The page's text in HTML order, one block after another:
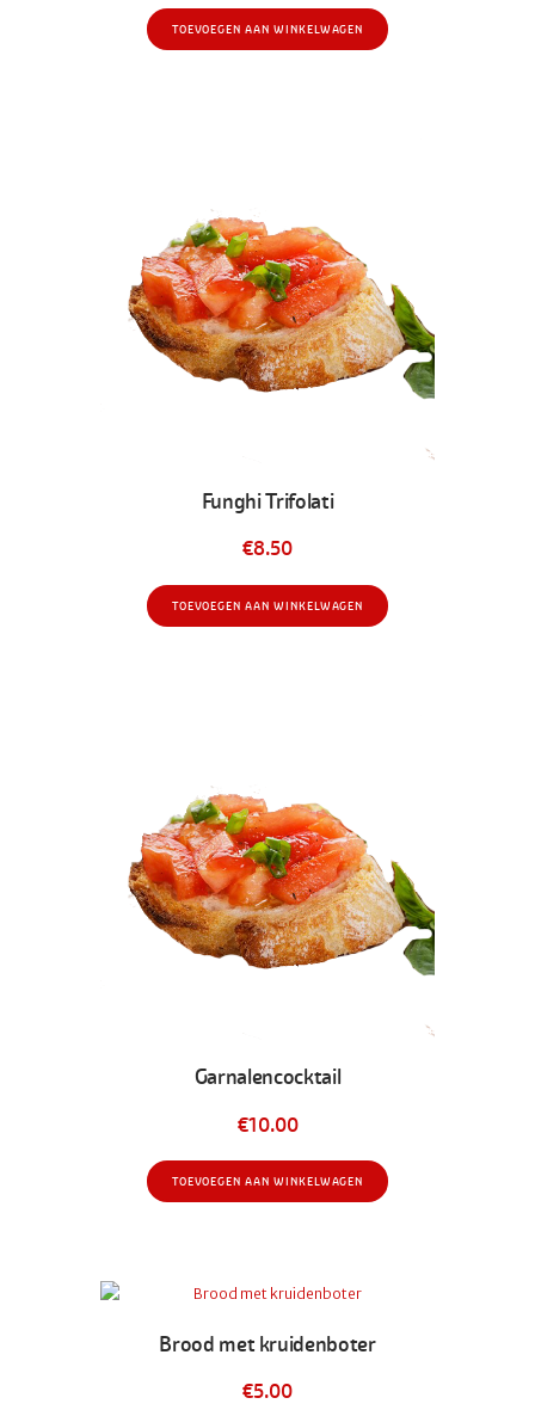
TOEVOEGEN AAN WINKELWAGEN
Funghi Trifolati
€8.50
TOEVOEGEN AAN WINKELWAGEN
Garnalencocktail
€10.00
TOEVOEGEN AAN WINKELWAGEN
Brood met kruidenboter
€5.00